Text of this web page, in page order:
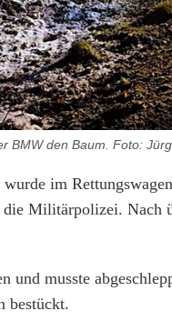
BMW den Baum. Foto:
im
Militärpolizei. Nach
und musste
bestückt.